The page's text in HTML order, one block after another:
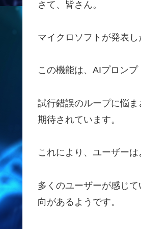
さて、皆さん。
マイクロソフトが発表
この機能は、AIプロン
試行錯誤のループに悩
期待されています。
これにより、ユーザー
多くのユーザーが感じ
向があるようです。